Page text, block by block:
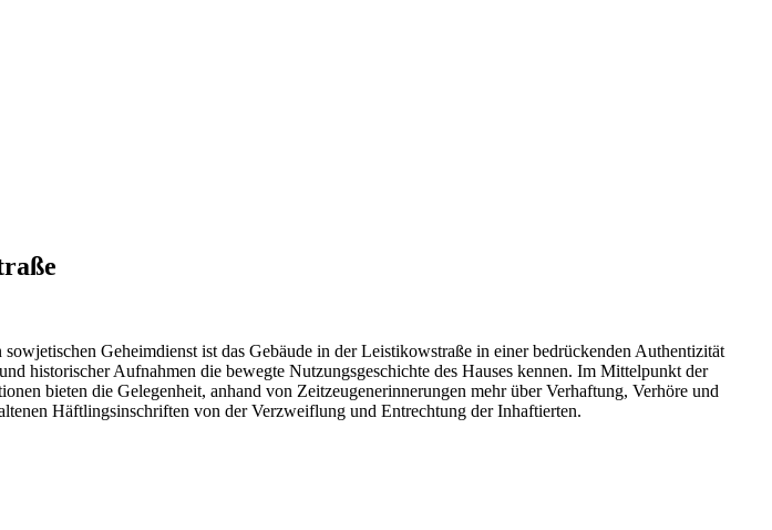
Geheimdienst ist das Gebäude in der Leistikowstraße in einer bedrückenden Authentizität
historischer Aufnahmen die bewegte Nutzungsgeschichte des Hauses kennen. Im Mittelpunkt der
bieten die Gelegenheit, anhand von Zeitzeugenerinnerungen mehr über Verhaftung, Verhöre und
Häftlingsinschriften von der Verzweiflung und Entrechtung der Inhaftierten.